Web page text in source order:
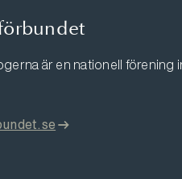
är en nationell förening